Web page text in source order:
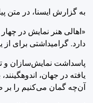
به گزارش ایسنا، در
دارد. گرامیداشتی برای
پاسداشت نمایش‌سازان و
یافته در جهان،
آن‌چه گمان می‌کنیم را